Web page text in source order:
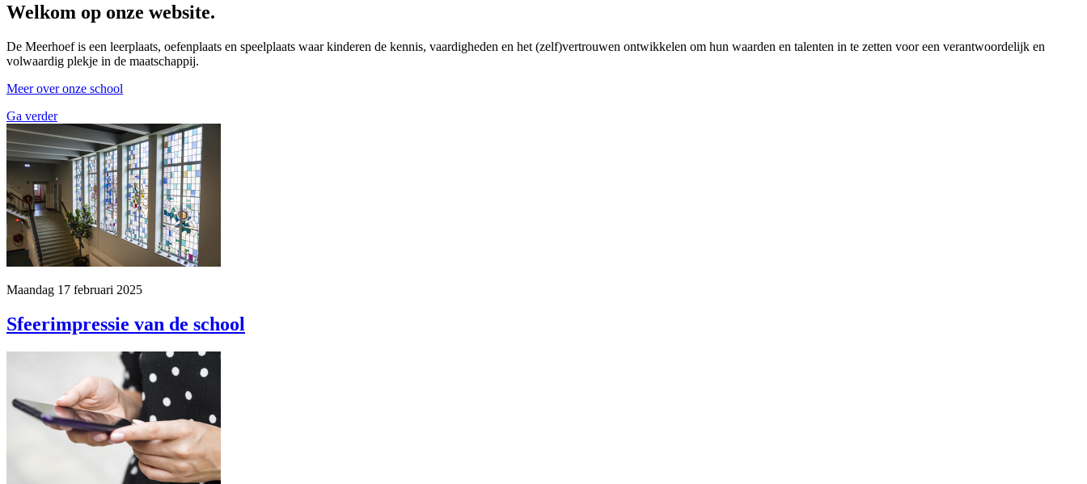
Welkom op onze website.
De Meerhoef is een leerplaats, oefenplaats en speelplaats waar kinderen de kennis, vaardigheden en het (zelf)vertrouwen ontwikkelen om hun waarden en talenten in te zetten voor een verantwoordelijk en
volwaardig plekje in de maatschappij.
Meer over onze school
Ga verder
Maandag 17 februari 2025
Sfeerimpressie van de school